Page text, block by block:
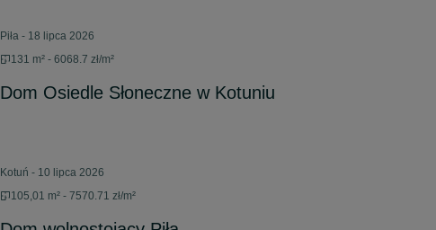
Piła - 18 lipca 2026
131 m² - 6068.7 zł/m²
Dom Osiedle Słoneczne w Kotuniu
Kotuń - 10 lipca 2026
105,01 m² - 7570.71 zł/m²